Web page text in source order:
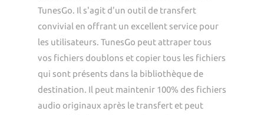
TunesGo. Il s'agit d'un outil de transfert
convivial en offrant un excellent service pour
les utilisateurs. TunesGo peut attraper tous
vos fichiers doublons et copier tous les fichiers
qui sont présents dans la bibliothèque de
destination. Il peut maintenir 100% des fichiers
audio originaux après le transfert et peut